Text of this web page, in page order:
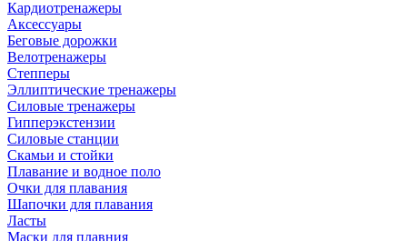
Кардиотренажеры
Аксессуары
Беговые дорожки
Велотренажеры
Степперы
Эллиптические тренажеры
Силовые тренажеры
Гипперэкстензии
Силовые станции
Скамьи и стойки
Плавание и водное поло
Очки для плавания
Шапочки для плавания
Ласты
Маски для плавния